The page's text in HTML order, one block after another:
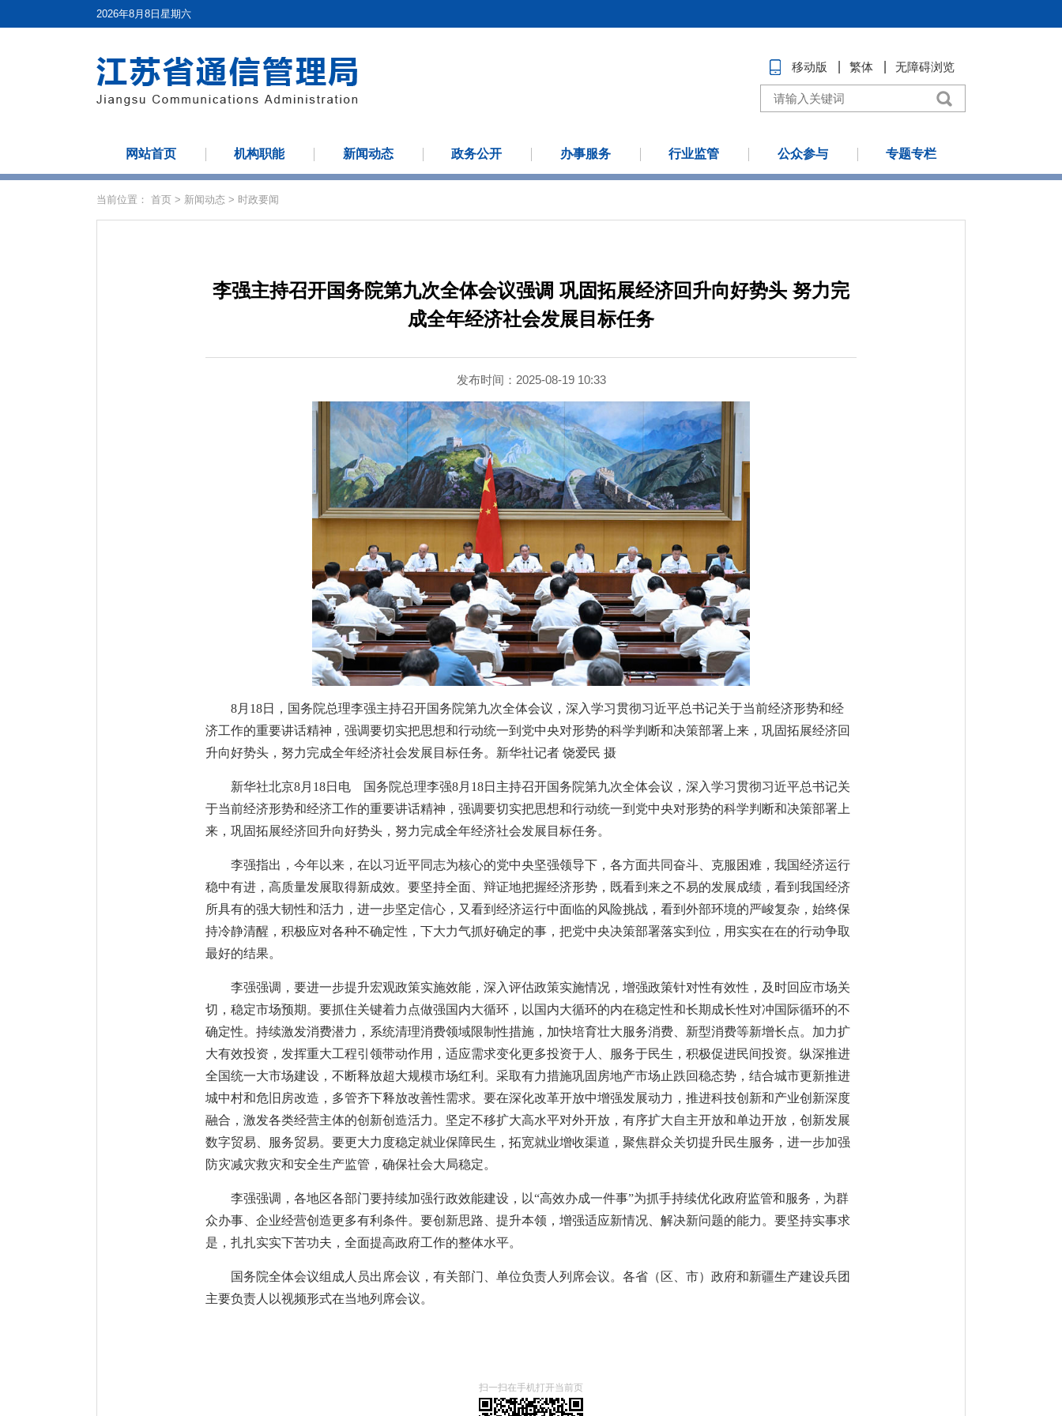
2026年8月8日星期六
移动版 繁体 无障碍浏览
网站首页 机构职能 新闻动态 政务公开 办事服务 行业监管 公众参与 专题专栏
当前位置： 首页 > 新闻动态 > 时政要闻
李强主持召开国务院第九次全体会议强调 巩固拓展经济回升向好势头 努力完
成全年经济社会发展目标任务
发布时间：2025-08-19 10:33
8月18日，国务院总理李强主持召开国务院第九次全体会议，深入学习贯彻习近平总书记关于当前经济形势和经
济工作的重要讲话精神，强调要切实把思想和行动统一到党中央对形势的科学判断和决策部署上来，巩固拓展经济回
升向好势头，努力完成全年经济社会发展目标任务。新华社记者 饶爱民 摄
新华社北京8月18日电 国务院总理李强8月18日主持召开国务院第九次全体会议，深入学习贯彻习近平总书记关
于当前经济形势和经济工作的重要讲话精神，强调要切实把思想和行动统一到党中央对形势的科学判断和决策部署上
来，巩固拓展经济回升向好势头，努力完成全年经济社会发展目标任务。
李强指出，今年以来，在以习近平同志为核心的党中央坚强领导下，各方面共同奋斗、克服困难，我国经济运行
稳中有进，高质量发展取得新成效。要坚持全面、辩证地把握经济形势，既看到来之不易的发展成绩，看到我国经济
所具有的强大韧性和活力，进一步坚定信心，又看到经济运行中面临的风险挑战，看到外部环境的严峻复杂，始终保
持冷静清醒，积极应对各种不确定性，下大力气抓好确定的事，把党中央决策部署落实到位，用实实在在的行动争取
最好的结果。
李强强调，要进一步提升宏观政策实施效能，深入评估政策实施情况，增强政策针对性有效性，及时回应市场关
切，稳定市场预期。要抓住关键着力点做强国内大循环，以国内大循环的内在稳定性和长期成长性对冲国际循环的不
确定性。持续激发消费潜力，系统清理消费领域限制性措施，加快培育壮大服务消费、新型消费等新增长点。加力扩
大有效投资，发挥重大工程引领带动作用，适应需求变化更多投资于人、服务于民生，积极促进民间投资。纵深推进
全国统一大市场建设，不断释放超大规模市场红利。采取有力措施巩固房地产市场止跌回稳态势，结合城市更新推进
城中村和危旧房改造，多管齐下释放改善性需求。要在深化改革开放中增强发展动力，推进科技创新和产业创新深度
融合，激发各类经营主体的创新创造活力。坚定不移扩大高水平对外开放，有序扩大自主开放和单边开放，创新发展
数字贸易、服务贸易。要更大力度稳定就业保障民生，拓宽就业增收渠道，聚焦群众关切提升民生服务，进一步加强
防灾减灾救灾和安全生产监管，确保社会大局稳定。
李强强调，各地区各部门要持续加强行政效能建设，以“高效办成一件事”为抓手持续优化政府监管和服务，为群
众办事、企业经营创造更多有利条件。要创新思路、提升本领，增强适应新情况、解决新问题的能力。要坚持实事求
是，扎扎实实下苦功夫，全面提高政府工作的整体水平。
国务院全体会议组成人员出席会议，有关部门、单位负责人列席会议。各省（区、市）政府和新疆生产建设兵团
主要负责人以视频形式在当地列席会议。
扫一扫在手机打开当前页